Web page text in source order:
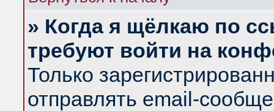
» Когда я щёлкаю по
требуют войти на
Только
отправлять email-